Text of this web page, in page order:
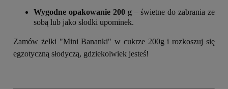
Wygodne opakowanie 200 g– świetne do zabrania ze
sobą lub jako słodki upominek.
Zamów żelki "Mini Bananki" w cukrze 200g i rozkoszuj się
egzotyczną słodyczą, gdziekolwiek jesteś!